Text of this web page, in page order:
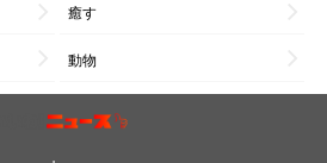
癒す
動物